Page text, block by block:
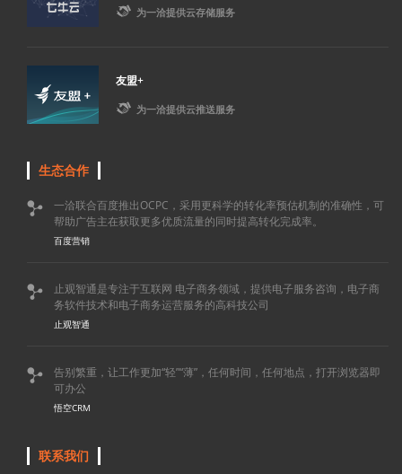
 为一洽提供云存储服务
友盟+
 为一洽提供云推送服务
生态合作

一洽联合百度推出OCPC，采用更科学的转化率预估机制的准确性，可
帮助广告主在获取更多优质流量的同时提高转化完成率。
百度营销

止观智通是专注于互联网 电子商务领域，提供电子服务咨询，电子商
务软件技术和电子商务运营服务的高科技公司
止观智通

告别繁重，让工作更加“轻”“薄”，任何时间，任何地点，打开浏览器即
可办公
悟空CRM
联系我们